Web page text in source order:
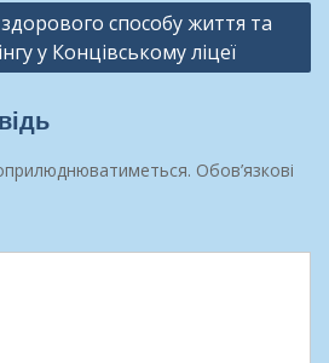
способу життя та
у Концівському ліцеї
Обов’язкові